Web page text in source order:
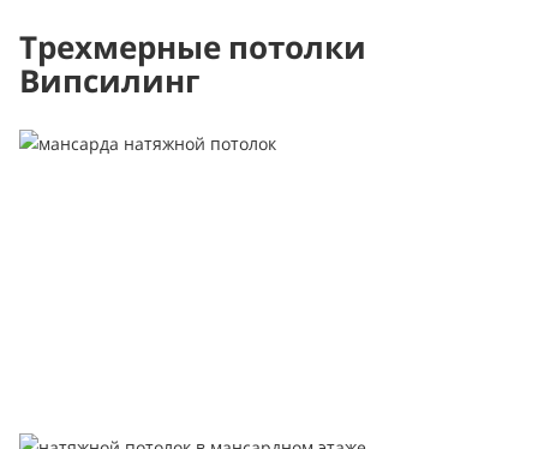
Трехмерные потолки
Випсилинг